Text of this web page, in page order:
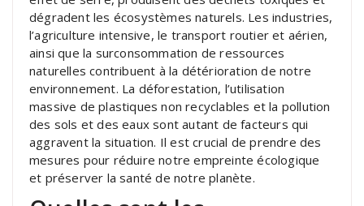
dégradent les écosystèmes naturels. Les industries,
l’agriculture intensive, le transport routier et aérien,
ainsi que la surconsommation de ressources
naturelles contribuent à la détérioration de notre
environnement. La déforestation, l’utilisation
massive de plastiques non recyclables et la pollution
des sols et des eaux sont autant de facteurs qui
aggravent la situation. Il est crucial de prendre des
mesures pour réduire notre empreinte écologique
et préserver la santé de notre planète.